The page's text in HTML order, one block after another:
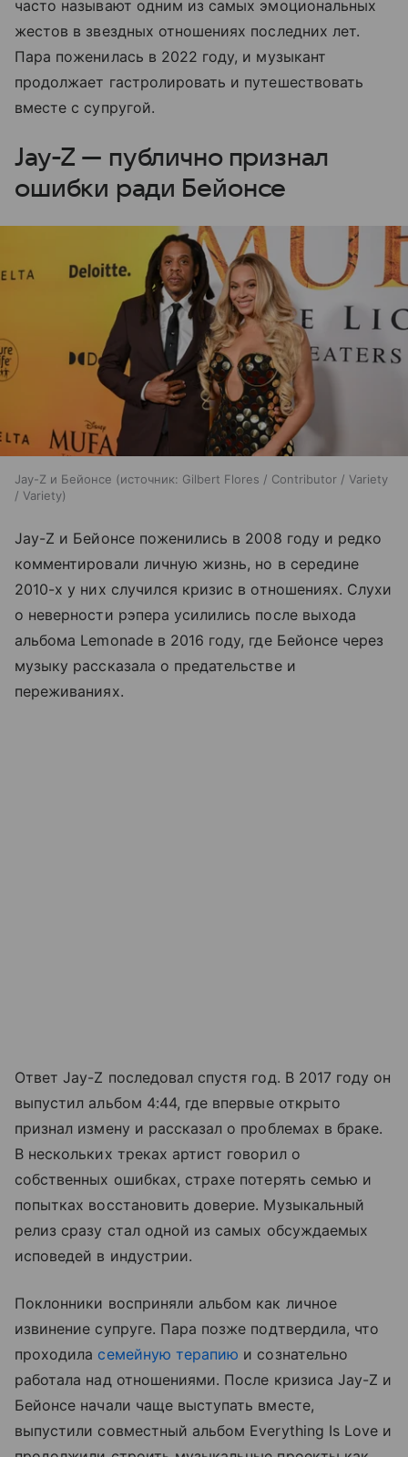
часто называют одним из самых эмоциональных
жестов в звездных отношениях последних лет.
Пара поженилась в 2022 году, и музыкант
продолжает гастролировать и путешествовать
вместе с супругой.
Jay-Z — публично признал
ошибки ради Бейонсе
Jay-Z и Бейонсе источник: Gilbert Flores / Contributor / Variety
/ Variety
Jay-Z и Бейонсе поженились в 2008 году и редко
комментировали личную жизнь, но в середине
2010-х у них случился кризис в отношениях. Слухи
о неверности рэпера усилились после выхода
альбома Lemonade в 2016 году, где Бейонсе через
музыку рассказала о предательстве и
переживаниях.
Ответ Jay-Z последовал спустя год. В 2017 году он
выпустил альбом 4:44, где впервые открыто
признал измену и рассказал о проблемах в браке.
В нескольких треках артист говорил о
собственных ошибках, страхе потерять семью и
попытках восстановить доверие. Музыкальный
релиз сразу стал одной из самых обсуждаемых
исповедей в индустрии.
Поклонники восприняли альбом как личное
извинение супруге. Пара позже подтвердила, что
проходила семейную терапию и сознательно
работала над отношениями. После кризиса Jay-Z и
Бейонсе начали чаще выступать вместе,
выпустили совместный альбом Everything Is Love и